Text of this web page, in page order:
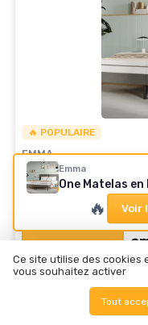
🔥 POPULAIRE
EMMA
One Matelas en
cm, Fermeté Dure
200 cm Blanc
Emma
🔥 Voir
Ce site utilise des cookies
vous souhaitez activer
Tout